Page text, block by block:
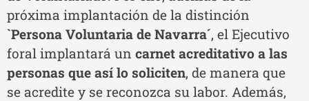
próxima implantación de la distinción
`Persona Voluntaria de Navarra´, el Ejecutivo
foral implantará un carnet acreditativo a las
personas que así lo soliciten, de manera que
se acredite y se reconozca su labor. Además,